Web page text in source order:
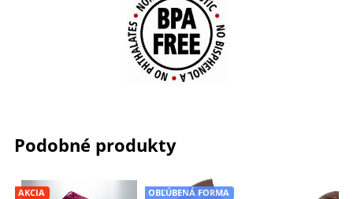
Podobné produkty
AKCIA OBĽÚBENÁ FORMA